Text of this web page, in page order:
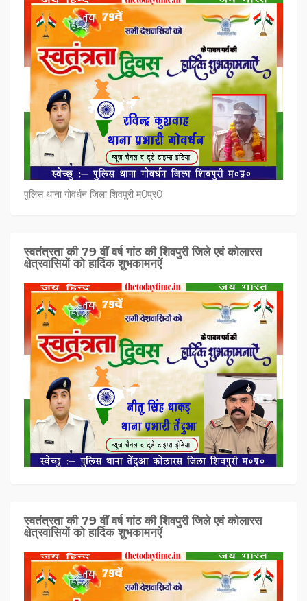
पुलिस थाना गोवर्धन जिला शिवपुरी म0प्र0
स्वतंत्रता की 79 वीं वर्ष गांठ की शिवपुरी जिले एवं कोलारस
क्षेत्रवासियों को हार्दिक शुभकामनऐं
स्वतंत्रता की 79 वीं वर्ष गांठ की शिवपुरी जिले एवं कोलारस
क्षेत्रवासियों को हार्दिक शुभकामनऐं